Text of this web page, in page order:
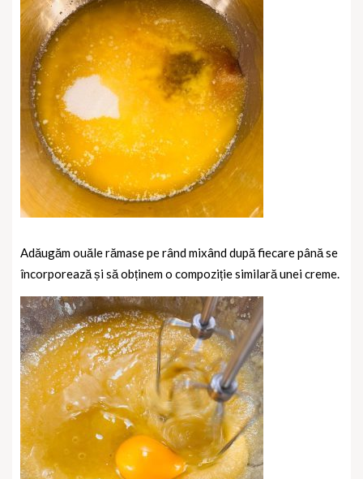
Adăugăm ouăle rămase pe rând mixând după fiecare până se
încorporează și să obținem o compoziție similară unei creme.